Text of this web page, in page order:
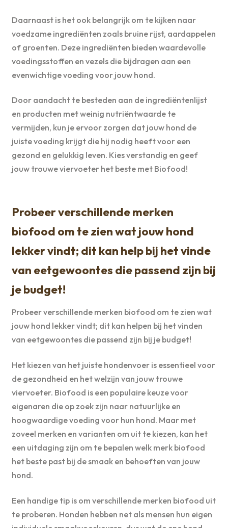
Daarnaast is het ook belangrijk om te kijken naar
voedzame ingrediënten zoals bruine rijst, aardappelen
of groenten. Deze ingrediënten bieden waardevolle
voedingsstoffen en vezels die bijdragen aan een
evenwichtige voeding voor jouw hond.
Door aandacht te besteden aan de ingrediëntenlijst
en producten met weinig nutriëntwaarde te
vermijden, kun je ervoor zorgen dat jouw hond de
juiste voeding krijgt die hij nodig heeft voor een
gezond en gelukkig leven. Kies verstandig en geef
jouw trouwe viervoeter het beste met Biofood!
Probeer verschillende merken
biofood om te zien wat jouw hond
lekker vindt; dit kan help bij het vinde
van eetgewoontes die passend zijn bij
je budget!
Probeer verschillende merken biofood om te zien wat
jouw hond lekker vindt; dit kan helpen bij het vinden
van eetgewoontes die passend zijn bij je budget!
Het kiezen van het juiste hondenvoer is essentieel voor
de gezondheid en het welzijn van jouw trouwe
viervoeter. Biofood is een populaire keuze voor
eigenaren die op zoek zijn naar natuurlijke en
hoogwaardige voeding voor hun hond. Maar met
zoveel merken en varianten om uit te kiezen, kan het
een uitdaging zijn om te bepalen welk merk biofood
het beste past bij de smaak en behoeften van jouw
hond.
Een handige tip is om verschillende merken biofood uit
te proberen. Honden hebben net als mensen hun eigen